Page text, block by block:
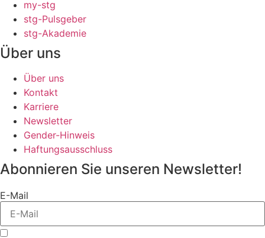
my-stg
stg-Pulsgeber
stg-Akademie
Über uns
Über uns
Kontakt
Karriere
Newsletter
Gender-Hinweis
Haftungsausschluss
Abonnieren Sie unseren Newsletter!
E-Mail